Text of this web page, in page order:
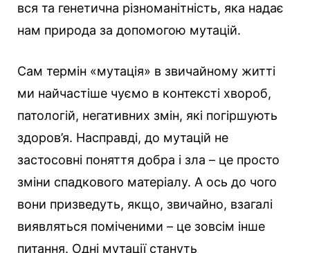
вся та генетична різноманітність, яка надає
нам природа за допомогою мутацій.
Сам термін «мутація» в звичайному житті
ми найчастіше чуємо в контексті хвороб,
патологій, негативних змін, які погіршують
здоров’я. Насправді, до мутацій не
застосовні поняття добра і зла – це просто
зміни спадкового матеріалу. А ось до чого
вони призведуть, якщо, звичайно, взагалі
виявляться поміченими – це зовсім інше
питання. Одні мутації стануть